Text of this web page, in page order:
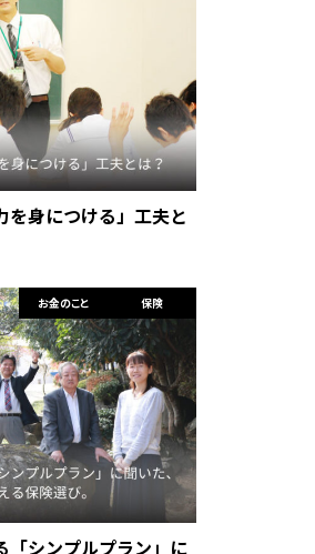
を身につける」工夫と
お金のこと 保険
「シンプルプラン」に